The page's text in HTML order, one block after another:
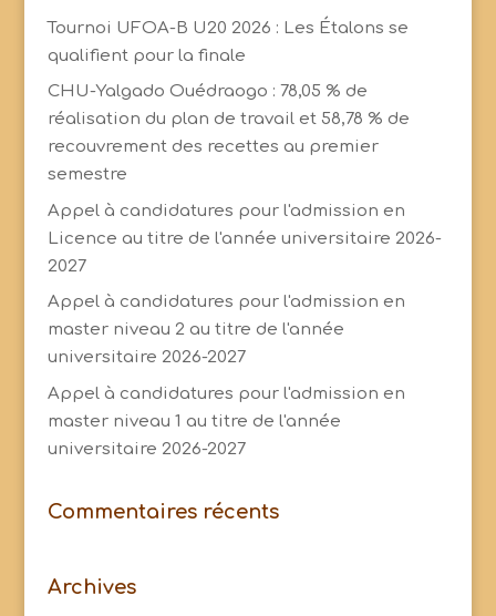
Tournoi UFOA-B U20 2026 : Les Étalons se
qualifient pour la finale
CHU-Yalgado Ouédraogo : 78,05 % de
réalisation du plan de travail et 58,78 % de
recouvrement des recettes au premier
semestre
Appel à candidatures pour l'admission en
Licence au titre de l'année universitaire 2026-
2027
Appel à candidatures pour l'admission en
master niveau 2 au titre de l'année
universitaire 2026-2027
Appel à candidatures pour l'admission en
master niveau 1 au titre de l'année
universitaire 2026-2027
Commentaires récents
Archives